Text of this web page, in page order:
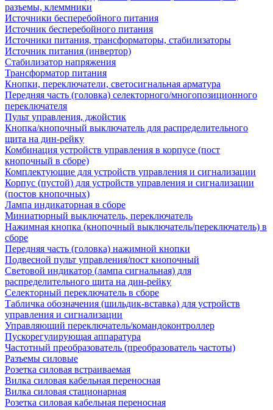
разъемы, клеммники
Источники бесперебойного питания
Источник бесперебойного питания
Источники питания, трансформаторы, стабилизаторы
Источник питания (инвертор)
Стабилизатор напряжения
Трансформатор питания
Кнопки, переключатели, светосигнальная арматура
Передняя часть (головка) селекторного/многопозиционного
переключателя
Пульт управления, джойстик
Кнопка/кнопочный выключатель для распределительного
щита на дин-рейку
Комбинация устройств управления в корпусе (пост
кнопочный в сборе)
Комплектующие для устройств управления и сигнализации
Корпус (пустой) для устройств управления и сигнализации
(постов кнопочных)
Лампа индикаторная в сборе
Миниатюрный выключатель, переключатель
Нажимная кнопка (кнопочный выключатель/переключатель) в
сборе
Передняя часть (головка) нажимной кнопки
Подвесной пульт управления/пост кнопочный
Световой индикатор (лампа сигнальная) для
распределительного щита на дин-рейку
Селекторный переключатель в сборе
Табличка обозначения (шильдик-вставка) для устройств
управления и сигнализации
Управляющий переключатель/командоконтроллер
Пускорегулирующая аппаратура
Частотный преобразователь (преобразователь частоты)
Разъемы силовые
Розетка силовая встраиваемая
Вилка силовая кабельная переносная
Вилка силовая стационарная
Розетка силовая кабельная переносная